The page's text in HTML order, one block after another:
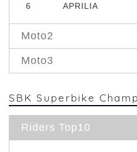
6
APRILIA
Moto2
Moto3
SBK Superbike
Riders Top10